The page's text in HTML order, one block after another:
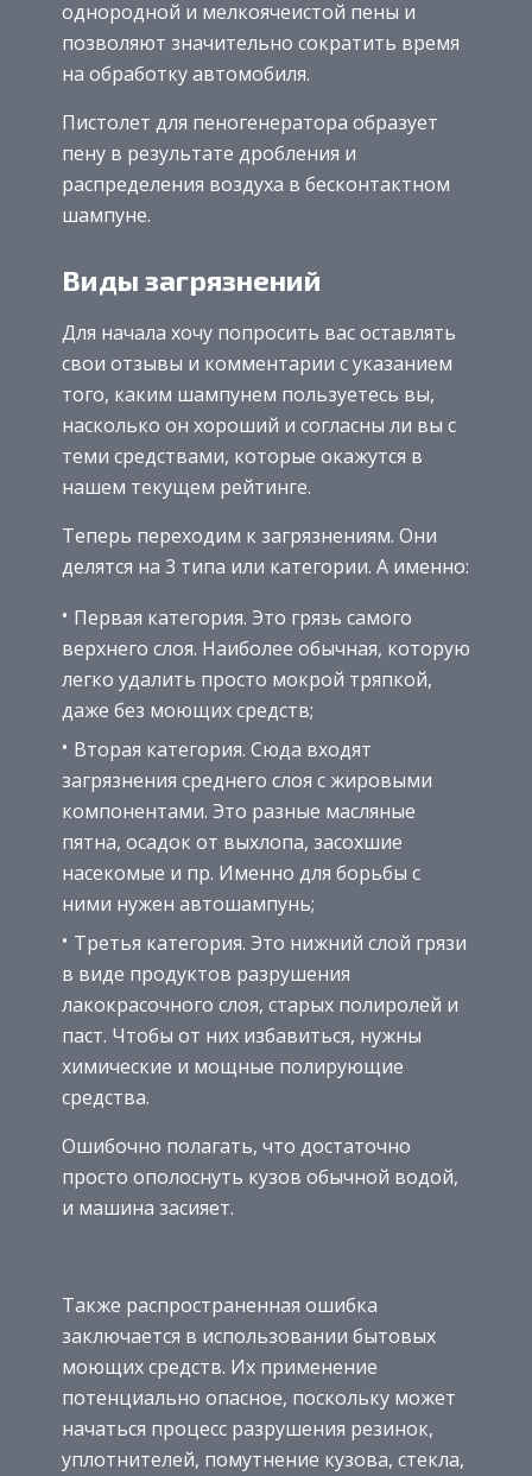
однородной и мелкоячеистой пены и
позволяют значительно сократить время
на обработку автомобиля.
Пистолет для пеногенератора образует
пену в результате дробления и
распределения воздуха в бесконтактном
шампуне.
Виды загрязнений
Для начала хочу попросить вас оставлять
свои отзывы и комментарии с указанием
того, каким шампунем пользуетесь вы,
насколько он хороший и согласны ли вы с
теми средствами, которые окажутся в
нашем текущем рейтинге.
Теперь переходим к загрязнениям. Они
делятся на 3 типа или категории. А именно:
Первая категория. Это грязь самого
верхнего слоя. Наиболее обычная, которую
легко удалить просто мокрой тряпкой,
даже без моющих средств;
Вторая категория. Сюда входят
загрязнения среднего слоя с жировыми
компонентами. Это разные масляные
пятна, осадок от выхлопа, засохшие
насекомые и пр. Именно для борьбы с
ними нужен автошампунь;
Третья категория. Это нижний слой грязи
в виде продуктов разрушения
лакокрасочного слоя, старых полиролей и
паст. Чтобы от них избавиться, нужны
химические и мощные полирующие
средства.
Ошибочно полагать, что достаточно
просто ополоснуть кузов обычной водой,
и машина засияет.
Также распространенная ошибка
заключается в использовании бытовых
моющих средств. Их применение
потенциально опасное, поскольку может
начаться процесс разрушения резинок,
уплотнителей, помутнение кузова, стекла,